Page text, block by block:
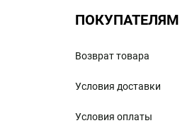
ПОКУПАТЕЛЯМ
Возврат товара
Условия доставки
Условия оплаты